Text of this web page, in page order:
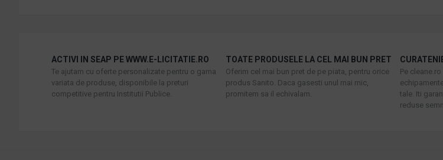
ACTIVI IN SEAP PE WWW.E-LICITATIE.RO
Te ajutam cu oferte personalizate pentru o gama
variata de produse, disponibile la preturi
competitive pentru Institutii Publice.
TOATE PRODUSELE LA CEL MAI BUN PRET
Oferim cel mai bun pret de pe piata, pentru orice
produs Sanito. Daca gasesti unul mai mic,
promitem sa il echivalam.
Pe
tale. Iti
reduse